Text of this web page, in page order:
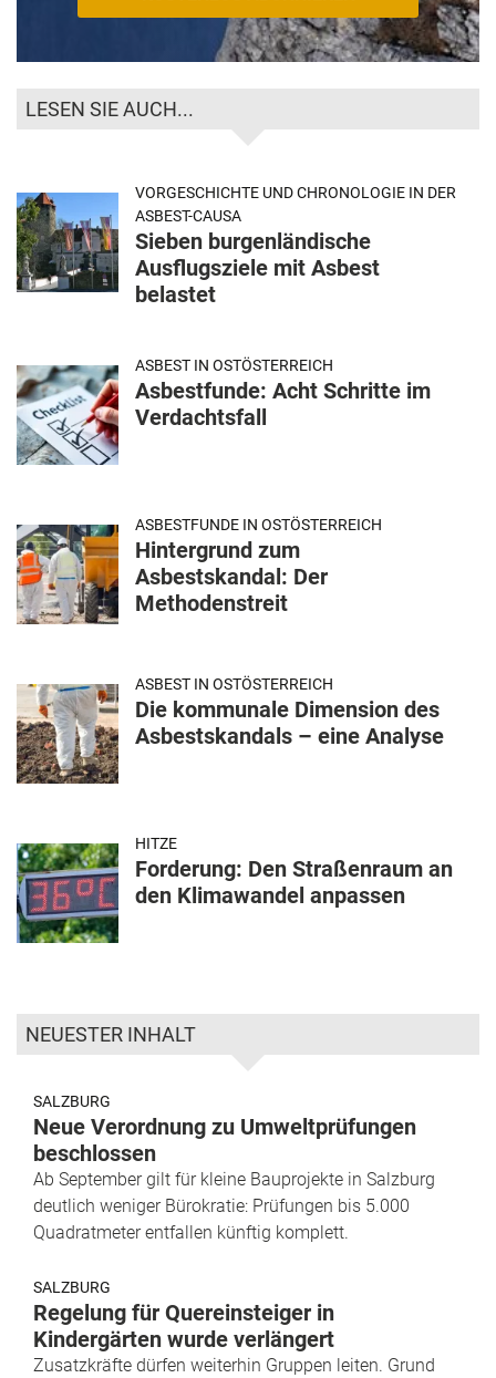
LESEN SIE AUCH...
VORGESCHICHTE UND CHRONOLOGIE IN DER
ASBEST-CAUSA
Sieben burgenländische
Ausflugsziele mit Asbest
belastet
ASBEST IN OSTÖSTERREICH
Asbestfunde: Acht Schritte im
Verdachtsfall
ASBESTFUNDE IN OSTÖSTERREICH
Hintergrund zum
Asbestskandal: Der
Methodenstreit
ASBEST IN OSTÖSTERREICH
Die kommunale Dimension des
Asbestskandals – eine Analyse
HITZE
Forderung: Den Straßenraum an
den Klimawandel anpassen
NEUESTER INHALT
SALZBURG
Neue Verordnung zu Umweltprüfungen
beschlossen
Ab September gilt für kleine Bauprojekte in Salzburg
deutlich weniger Bürokratie: Prüfungen bis 5.000
Quadratmeter entfallen künftig komplett.
SALZBURG
Regelung für Quereinsteiger in
Kindergärten wurde verlängert
Zusatzkräfte dürfen weiterhin Gruppen leiten. Grund